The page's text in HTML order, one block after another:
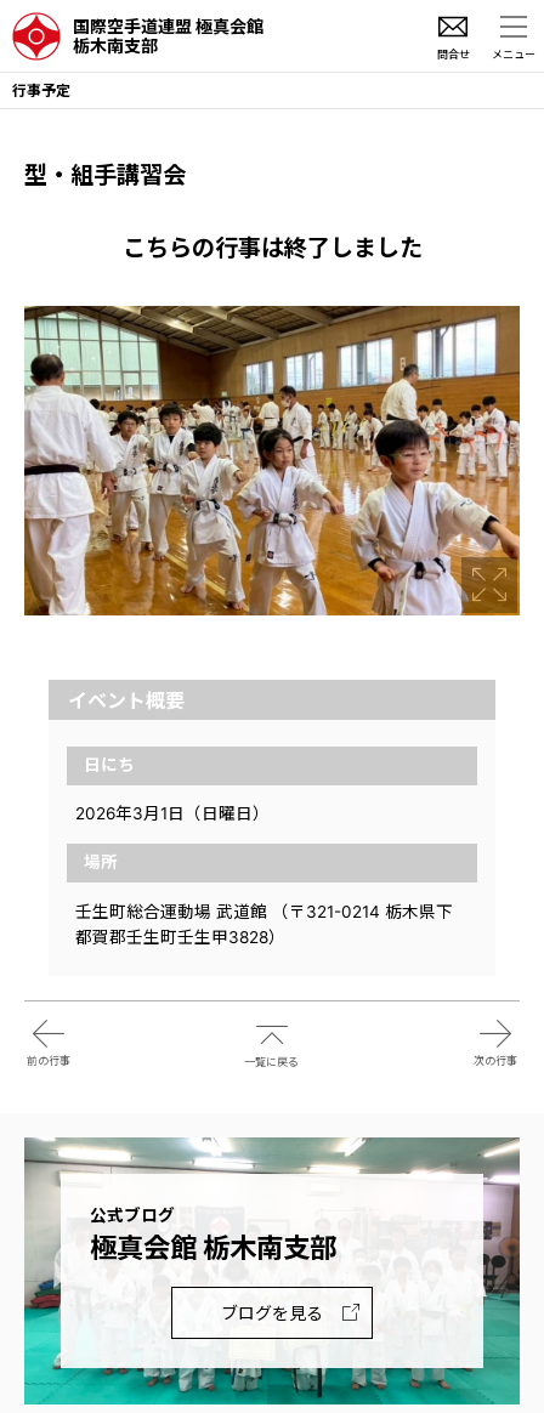
国際空手道連盟 極真会館
栃木南支部
メニュー
問合せ
行事予定
型・組手講習会
こちらの行事は終了しました
イベント概要
日にち
2026年3月1日（日曜日）
場所
壬生町総合運動場 武道館 （〒321-0214 栃木県下
都賀郡壬生町壬生甲3828）
前の行事 一覧に戻る 次の行事
公式ブログ
極真会館 栃木南支部
ブログを見る